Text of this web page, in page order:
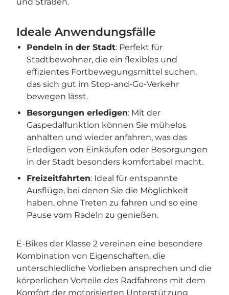
und Straßen.
Ideale Anwendungsfälle
Pendeln in der Stadt: Perfekt für
Stadtbewohner, die ein flexibles und
effizientes Fortbewegungsmittel suchen,
das sich gut im Stop-and-Go-Verkehr
bewegen lässt.
Besorgungen erledigen: Mit der
Gaspedalfunktion können Sie mühelos
anhalten und wieder anfahren, was das
Erledigen von Einkäufen oder Besorgungen
in der Stadt besonders komfortabel macht.
Freizeitfahrten: Ideal für entspannte
Ausflüge, bei denen Sie die Möglichkeit
haben, ohne Treten zu fahren und so eine
Pause vom Radeln zu genießen.
E-Bikes der Klasse 2 vereinen eine besondere
Kombination von Eigenschaften, die
unterschiedliche Vorlieben ansprechen und die
körperlichen Vorteile des Radfahrens mit dem
Komfort der motorisierten Unterstützung